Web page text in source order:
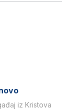
iz Kristova